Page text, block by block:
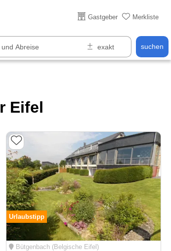
Gastgeber Merkliste
suchen
Über 25 Jahre online
Eifel
Urlaubstipp
Bütgenbach (Belgische Eifel)